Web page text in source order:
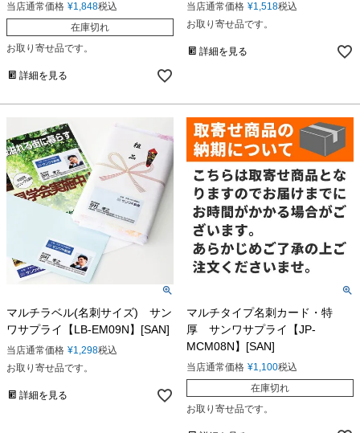
当店通常価格 ¥1,848税込
在庫切れ
お取り寄せ品です。
詳細を見る
当店通常価格 ¥1,518税込
お取り寄せ品です。
詳細を見る
マルチラベル(名刺サイズ) サン
ワサプライ【LB-EM09N】[SAN]
当店通常価格 ¥1,298税込
お取り寄せ品です。
詳細を見る
マルチタイプ名刺カード・特
厚 サンワサプライ【JP-
MCM08N】[SAN]
当店通常価格 ¥1,100税込
在庫切れ
お取り寄せ品です。